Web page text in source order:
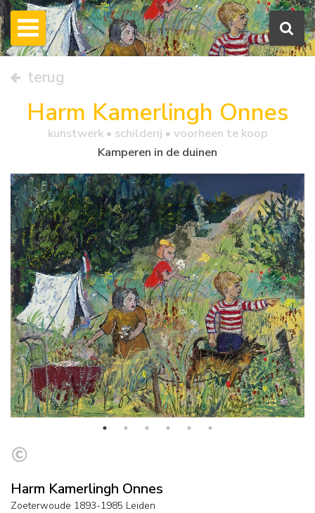
terug
Harm Kamerlingh Onnes
kunstwerk • schilderij • voorheen te koop
Kamperen in de duinen
Harm Kamerlingh Onnes
Zoeterwoude 1893-1985 Leiden